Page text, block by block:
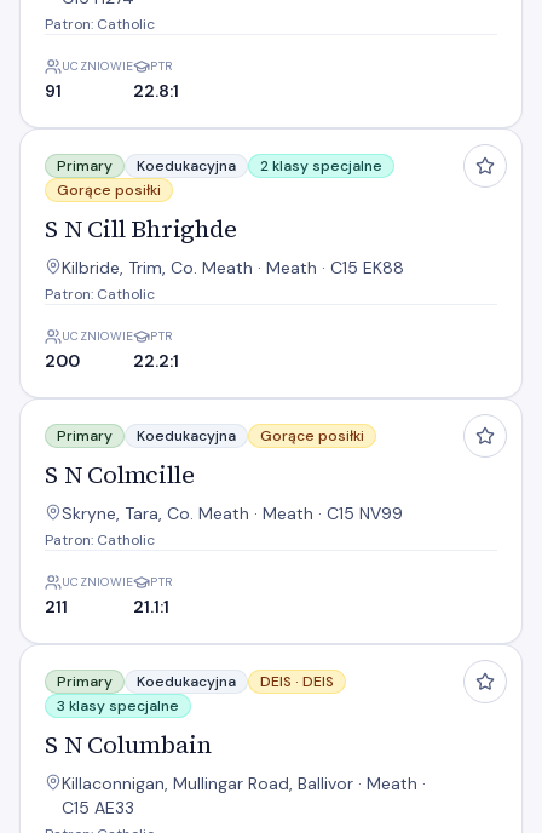
Patron: Catholic
UCZNIOWIE
91
PTR
22.8:1
S N Cill Bhrighde
Primary Koedukacyjna
2 klasy specjalne
Gorące posiłki
S N Cill Bhrighde
Kilbride, Trim, Co. Meath · Meath · C15 EK88
Patron: Catholic
UCZNIOWIE
200
PTR
22.2:1
S N Colmcille
Primary Koedukacyjna Gorące posiłki
S N Colmcille
Skryne, Tara, Co. Meath · Meath · C15 NV99
Patron: Catholic
UCZNIOWIE
211
PTR
21.1:1
S N Columbain
Primary Koedukacyjna DEIS · DEIS
3 klasy specjalne
S N Columbain
Killaconnigan, Mullingar Road, Ballivor · Meath ·
C15 AE33